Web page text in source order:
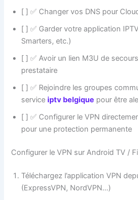
[ ] ✅ Changer vos DNS pour
[ ] ✅ Garder votre application
Smarters, etc.)
[ ] ✅ Avoir un lien M3U de
prestataire
[ ] ✅ Rejoindre les groupes
serviceiptv belgique pour être
[ ] ✅ Configurer le VPN
pour une protection permanente
Configurer le VPN sur Android TV /
Téléchargez l’application VPN
(ExpressVPN, NordVPN…)